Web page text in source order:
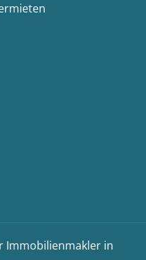
Immobilienmakler in